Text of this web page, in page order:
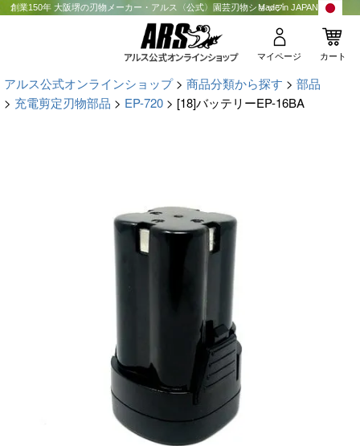
創業150年 大阪堺の刃物メーカー・アルス〈公式〉園芸刃物ショップMade in JAPAN
マイページ カート
アルス公式オンラインショップ 商品分類から探す
部品
充電剪定刃物部品
EP-720 [18]バッテリーEP-16BA